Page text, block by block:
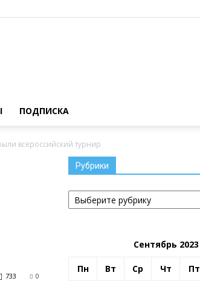
ПОДПИСКА
всероссийский турнир
0
733
Рубрики
Рубрики
Сентябрь 2023
Пн Вт Ср Чт Пт